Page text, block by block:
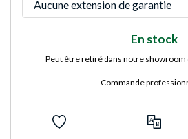
En stock
Peut être retiré dans notre showroom
Commande